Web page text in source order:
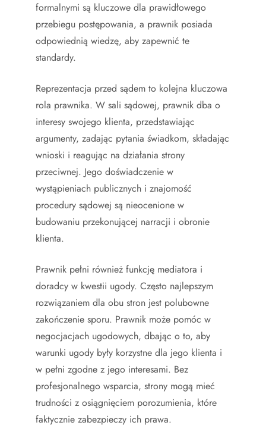
formalnymi są kluczowe dla prawidłowego
przebiegu postępowania, a prawnik posiada
odpowiednią wiedzę, aby zapewnić te
standardy.
Reprezentacja przed sądem to kolejna kluczowa
rola prawnika. W sali sądowej, prawnik dba o
interesy swojego klienta, przedstawiając
argumenty, zadając pytania świadkom, składając
wnioski i reagując na działania strony
przeciwnej. Jego doświadczenie w
wystąpieniach publicznych i znajomość
procedury sądowej są nieocenione w
budowaniu przekonującej narracji i obronie
klienta.
Prawnik pełni również funkcję mediatora i
doradcy w kwestii ugody. Często najlepszym
rozwiązaniem dla obu stron jest polubowne
zakończenie sporu. Prawnik może pomóc w
negocjacjach ugodowych, dbając o to, aby
warunki ugody były korzystne dla jego klienta i
w pełni zgodne z jego interesami. Bez
profesjonalnego wsparcia, strony mogą mieć
trudności z osiągnięciem porozumienia, które
faktycznie zabezpieczy ich prawa.